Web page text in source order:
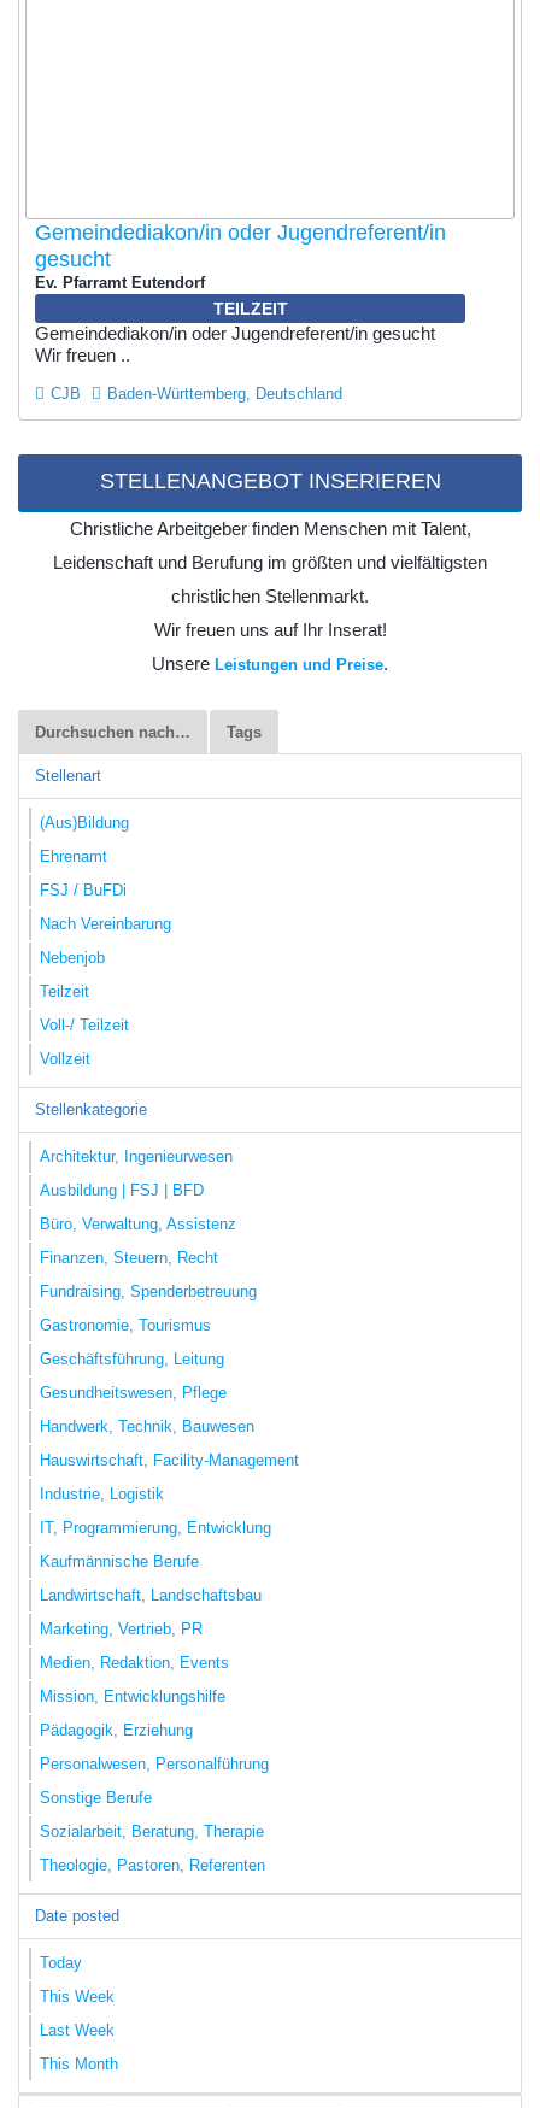
Gemeindediakon/in oder Jugendreferent/in
gesucht
Ev. Pfarramt Eutendorf
TEILZEIT
Gemeindediakon/in oder Jugendreferent/in gesucht
Wir freuen ..
CJB Baden-Württemberg, Deutschland
STELLENANGEBOT INSERIEREN
Christliche Arbeitgeber finden Menschen mit Talent,
Leidenschaft und Berufung im größten und vielfältigsten
christlichen Stellenmarkt.
Wir freuen uns auf Ihr Inserat!
Unsere Leistungen und Preise.
Durchsuchen nach… Tags
Stellenart
(Aus)Bildung
Ehrenamt
FSJ / BuFDi
Nach Vereinbarung
Nebenjob
Teilzeit
Voll-/ Teilzeit
Vollzeit
Stellenkategorie
Architektur, Ingenieurwesen
Ausbildung | FSJ | BFD
Büro, Verwaltung, Assistenz
Finanzen, Steuern, Recht
Fundraising, Spenderbetreuung
Gastronomie, Tourismus
Geschäftsführung, Leitung
Gesundheitswesen, Pflege
Handwerk, Technik, Bauwesen
Hauswirtschaft, Facility-Management
Industrie, Logistik
IT, Programmierung, Entwicklung
Kaufmännische Berufe
Landwirtschaft, Landschaftsbau
Marketing, Vertrieb, PR
Medien, Redaktion, Events
Mission, Entwicklungshilfe
Pädagogik, Erziehung
Personalwesen, Personalführung
Sonstige Berufe
Sozialarbeit, Beratung, Therapie
Theologie, Pastoren, Referenten
Date posted
Today
This Week
Last Week
This Month